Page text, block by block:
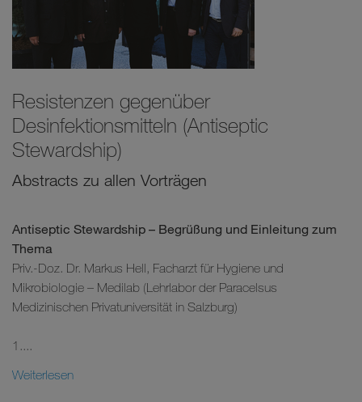
Resistenzen gegenüber
Desinfektionsmitteln (Antiseptic
Stewardship)
Abstracts zu allen Vorträgen
Antiseptic Stewardship – Begrüßung und Einleitung zum
Thema
Priv.-Doz. Dr. Markus Hell, Facharzt für Hygiene und
Mikrobiologie – Medilab (Lehrlabor der Paracelsus
Medizinischen Privatuniversität in Salzburg)
1....
Weiterlesen